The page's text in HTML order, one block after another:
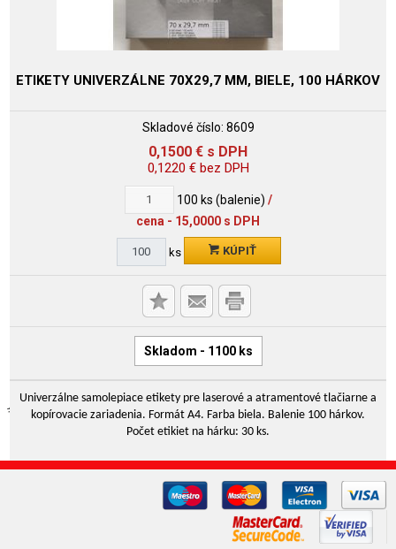
ETIKETY UNIVERZÁLNE 70X29,7 MM, BIELE, 100 HÁRKOV
Skladové číslo: 8609
0,1500 € s DPH
0,1220 €bez DPH
100 ks (balenie) /
cena - 15,0000 s DPH
ks KÚPIŤ
Skladom - 1100 ks
Univerzálne samolepiace etikety pre laserové a atramentové tlačiarne a
kopírovacie zariadenia. Formát A4. Farba biela. Balenie 100 hárkov.
Počet etikiet na hárku: 30 ks.